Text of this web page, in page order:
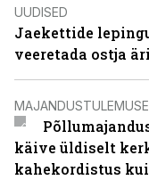
UUDISED
Jaekettide
veeretada ostja
käive üldiselt
kahekordistus